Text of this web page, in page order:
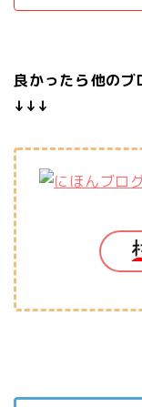
良かったら他のブ
↓↓↓